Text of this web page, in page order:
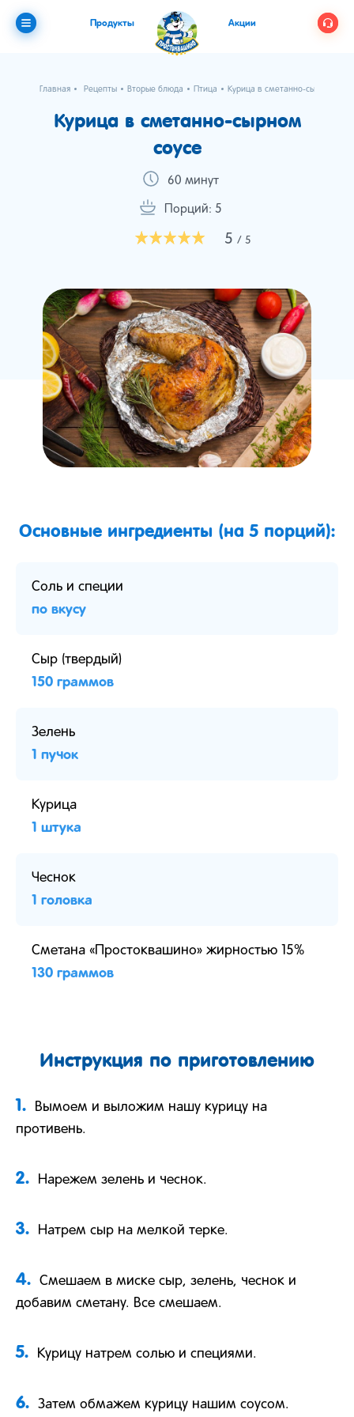
Продукты Акции
Главная Рецепты Вторые блюда Птица Курица в сметанно-сырном
Курица в сметанно-сырном
соусе
60 минут
Порций: 5
5 / 5
Основные ингредиенты (на 5 порций):
Соль и специи
по вкусу
Сыр (твердый)
150 граммов
Зелень
1 пучок
Курица
1 штука
Чеснок
1 головка
Сметана «Простоквашино» жирностью 15%
130 граммов
Инструкция по приготовлению
1.
Вымоем и выложим нашу курицу на
противень.
2. Нарежем зелень и чеснок.
3. Натрем сыр на мелкой терке.
4.
Смешаем в миске сыр, зелень, чеснок и
добавим сметану. Все смешаем.
5. Курицу натрем солью и специями.
6. Затем обмажем курицу нашим соусом.